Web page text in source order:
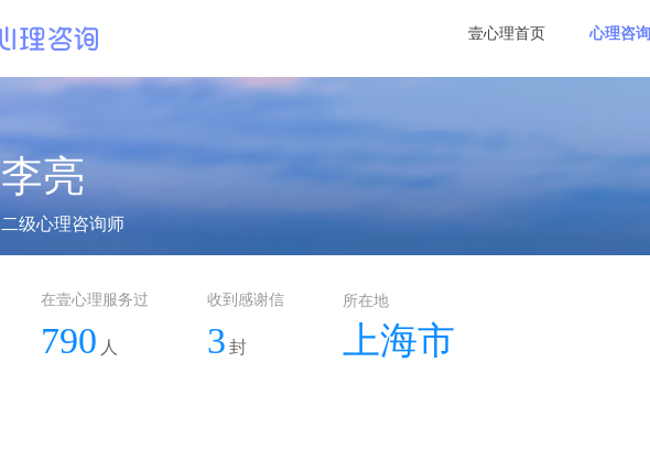
壹心理首页 心理咨询
李亮
二级心理咨询师
在壹心理服务过
790 人
收到感谢信
3 封
所在地
上海市